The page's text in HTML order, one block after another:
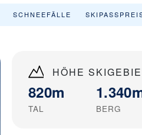
SCHNEEFÄLLE
HÖHE
820m
TAL BERG